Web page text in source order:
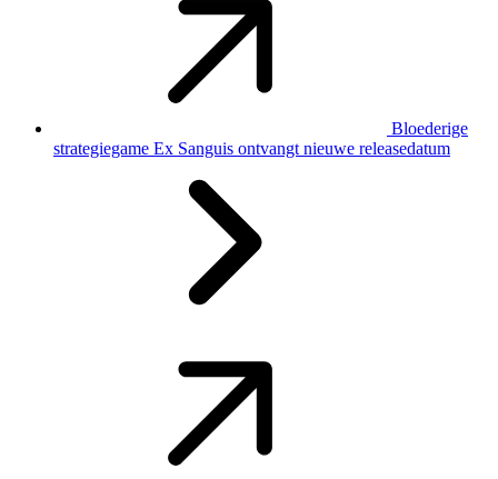
Bloederige
strategiegame Ex Sanguis ontvangt nieuwe releasedatum